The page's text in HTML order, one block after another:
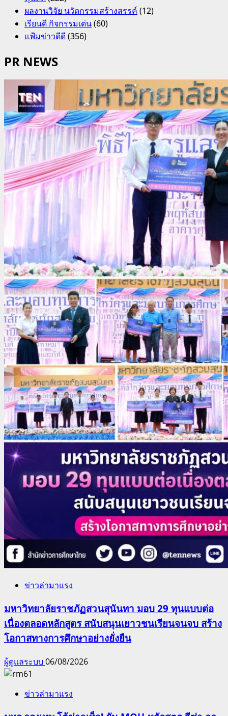
ผลงานวิจัย นวัตกรรมสร้างสรรค์(12)
เรียนดี กิจกรรมเด่น(60)
แฟ้มข่าวดีดี(356)
PR NEWS
ข่าวล่ามาแรง
มหาวิทยาลัยราชภัฏสวนสุนันทา มอบ 29 ทุนแบบต่อ
เนื่องตลอดหลักสูตร สนับสนุนเยาวชนเรียนจนจบ สร้าง
โอกาสทางการศึกษาอย่างยั่งยืน
ผู้ดูแลระบบ 06/08/2026
ข่าวล่ามาแรง